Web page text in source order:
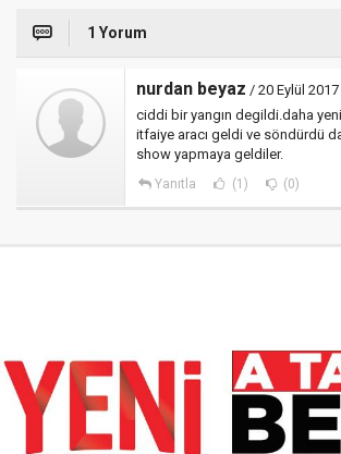
1 Yorum
nurdan beyaz / 20 Eylül 2017
ciddi bir yangın degildi.daha
itfaiye aracı geldi ve söndürdü
show yapmaya geldiler.
Yanıtla (1) (0)